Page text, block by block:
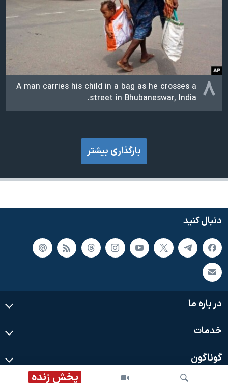
پخش زنده
۸ A man carries his child in a bag as he crosses a
street in Bhubaneswar, India.
بارگذاری بیشتر
دنبال کنید
در باره ما
خدمات
گوناگون